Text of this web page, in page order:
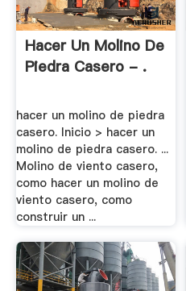
Hacer Un Molino De
Piedra Casero - .
hacer un molino de piedra
casero. Inicio > hacer un
molino de piedra casero. ...
Molino de viento casero,
como hacer un molino de
viento casero, como
construir un ...